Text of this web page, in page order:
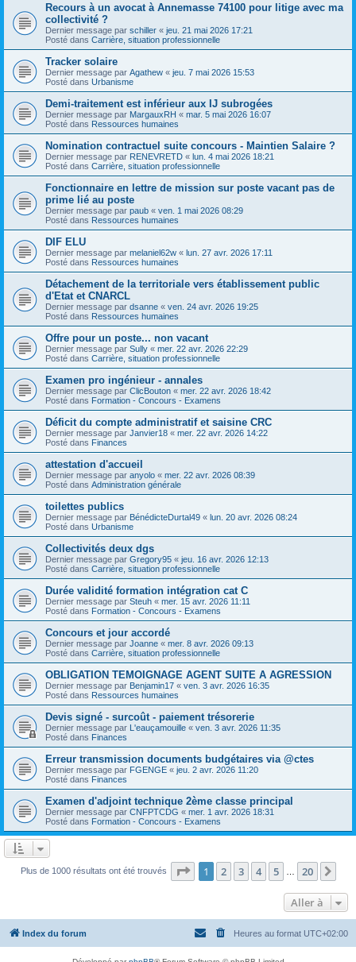
Recours à un avocat à Annemasse 74100 pour litige avec ma
collectivité ?
Dernier message par schiller « jeu. 21 mai 2026 17:21
Posté dans Carrière, situation professionnelle
Tracker solaire
Dernier message par Agathew « jeu. 7 mai 2026 15:53
Posté dans Urbanisme
Demi-traitement est inférieur aux IJ subrogées
Dernier message par MargauxRH « mar. 5 mai 2026 16:07
Posté dans Ressources humaines
Nomination contractuel suite concours - Maintien Salaire ?
Dernier message par RENEVRETD « lun. 4 mai 2026 18:21
Posté dans Carrière, situation professionnelle
Fonctionnaire en lettre de mission sur poste vacant pas de
prime lié au poste
Dernier message par paub « ven. 1 mai 2026 08:29
Posté dans Ressources humaines
DIF ELU
Dernier message par melaniel62w « lun. 27 avr. 2026 17:11
Posté dans Ressources humaines
Détachement de la territoriale vers établissement public
d'Etat et CNARCL
Dernier message par dsanne « ven. 24 avr. 2026 19:25
Posté dans Ressources humaines
Offre pour un poste... non vacant
Dernier message par Sully « mer. 22 avr. 2026 22:29
Posté dans Carrière, situation professionnelle
Examen pro ingénieur - annales
Dernier message par ClicBouton « mer. 22 avr. 2026 18:42
Posté dans Formation - Concours - Examens
Déficit du compte administratif et saisine CRC
Dernier message par Janvier18 « mer. 22 avr. 2026 14:22
Posté dans Finances
attestation d'accueil
Dernier message par anyolo « mer. 22 avr. 2026 08:39
Posté dans Administration générale
toilettes publics
Dernier message par BénédicteDurtal49 « lun. 20 avr. 2026 08:24
Posté dans Urbanisme
Collectivités deux dgs
Dernier message par Gregory95 « jeu. 16 avr. 2026 12:13
Posté dans Carrière, situation professionnelle
Durée validité formation intégration cat C
Dernier message par Steuh « mer. 15 avr. 2026 11:11
Posté dans Formation - Concours - Examens
Concours et jour accordé
Dernier message par Joanne « mer. 8 avr. 2026 09:13
Posté dans Carrière, situation professionnelle
OBLIGATION TEMOIGNAGE AGENT SUITE A AGRESSION
Dernier message par Benjamin17 « ven. 3 avr. 2026 16:35
Posté dans Ressources humaines
Devis signé - surcoût - paiement trésorerie
Dernier message par L'eauçamouille « ven. 3 avr. 2026 11:35
Posté dans Finances
Erreur transmission documents budgétaires via @ctes
Dernier message par FGENGE « jeu. 2 avr. 2026 11:20
Posté dans Finances
Examen d'adjoint technique 2ème classe principal
Dernier message par CNFPTCDG « mer. 1 avr. 2026 18:31
Posté dans Formation - Concours - Examens
Plus de 1000 résultats ont été trouvés Page 1sur20
1 2 3 4 5 20
Aller à
Index du forum Heures au format UTC+02:00